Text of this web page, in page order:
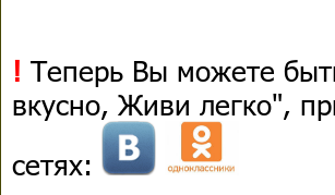
! Теперь Вы можете
вкусно, Живи легко",
сетях: